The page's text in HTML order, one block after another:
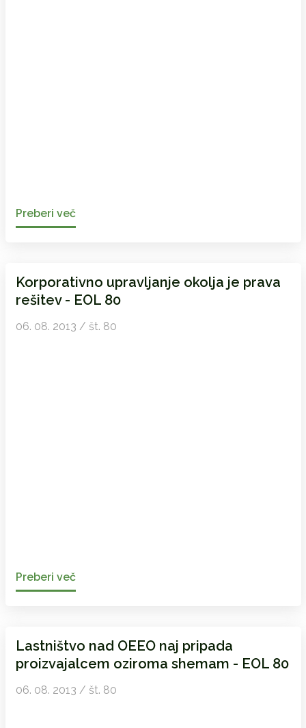
Preberi več
Korporativno upravljanje okolja je prava
rešitev - EOL 80
06. 08. 2013 / št. 80
Preberi več
Lastništvo nad OEEO naj pripada
proizvajalcem oziroma shemam - EOL 80
06. 08. 2013 / št. 80